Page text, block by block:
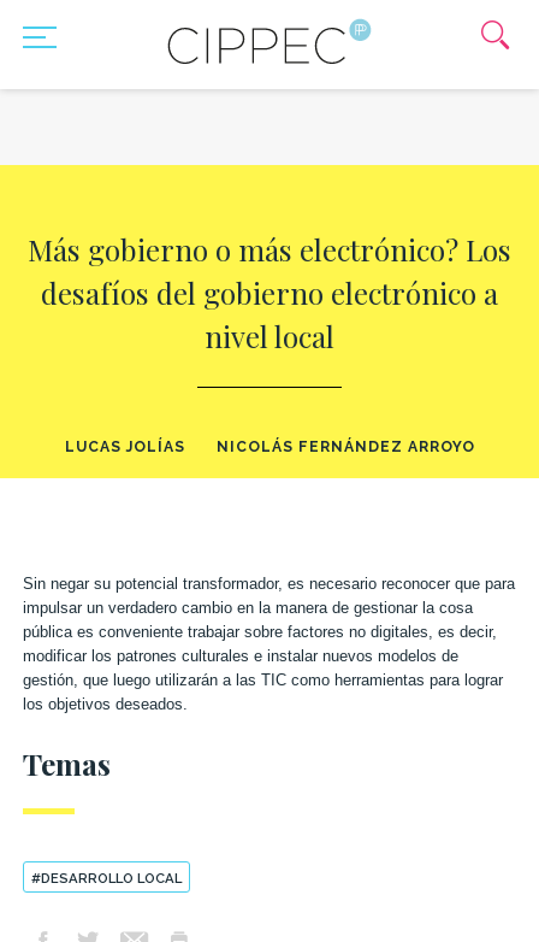
Más gobierno o más electrónico? Los
desafíos del gobierno electrónico a
nivel local
LUCAS JOLÍAS NICOLÁS FERNÁNDEZ ARROYO
Sin negar su potencial transformador, es necesario reconocer que para
impulsar un verdadero cambio en la manera de gestionar la cosa
pública es conveniente trabajar sobre factores no digitales, es decir,
modificar los patrones culturales e instalar nuevos modelos de
gestión, que luego utilizarán a las TIC como herramientas para lograr
los objetivos deseados.
Temas
#DESARROLLO LOCAL